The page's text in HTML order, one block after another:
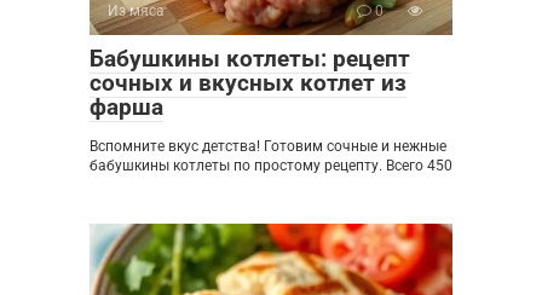
Из мяса 0
Бабушкины котлеты: рецепт
сочных и вкусных котлет из
фарша
Вспомните вкус детства! Готовим сочные и нежные
бабушкины котлеты по простому рецепту. Всего 450